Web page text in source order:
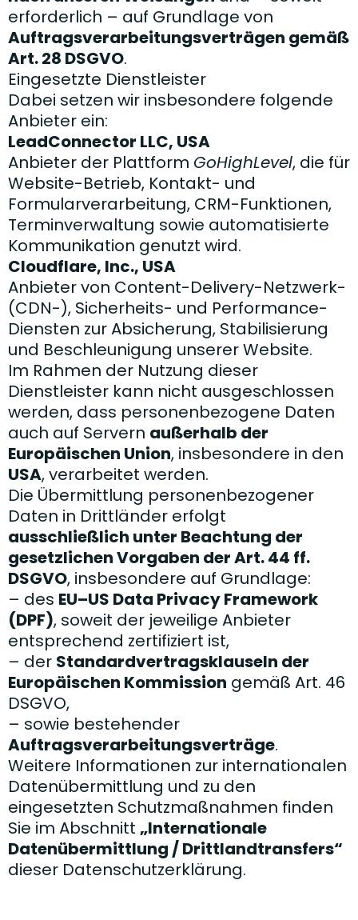
erforderlich – auf Grundlage von
Auftragsverarbeitungsverträgen gemäß
Art. 28 DSGVO.
Eingesetzte Dienstleister
Dabei setzen wir insbesondere folgende
Anbieter ein:
LeadConnector LLC, USA
Anbieter der Plattform GoHighLevel, die für
Website-Betrieb, Kontakt- und
Formularverarbeitung, CRM-Funktionen,
Terminverwaltung sowie automatisierte
Kommunikation genutzt wird.
Cloudflare, Inc., USA
Anbieter von Content-Delivery-Netzwerk-
(CDN-), Sicherheits- und Performance-
Diensten zur Absicherung, Stabilisierung
und Beschleunigung unserer Website.
Im Rahmen der Nutzung dieser
Dienstleister kann nicht ausgeschlossen
werden, dass personenbezogene Daten
auch auf Servern außerhalb der
Europäischen Union, insbesondere in den
USA, verarbeitet werden.
Die Übermittlung personenbezogener
Daten in Drittländer erfolgt
ausschließlich unter Beachtung der
gesetzlichen Vorgaben der Art. 44 ff.
DSGVO, insbesondere auf Grundlage:
– des EU–US Data Privacy Framework
(DPF), soweit der jeweilige Anbieter
entsprechend zertifiziert ist,
– der Standardvertragsklauseln der
Europäischen Kommission gemäß Art. 46
DSGVO,
– sowie bestehender
Auftragsverarbeitungsverträge.
Weitere Informationen zur internationalen
Datenübermittlung und zu den
eingesetzten Schutzmaßnahmen finden
Sie im Abschnitt „Internationale
Datenübermittlung / Drittlandtransfers“
dieser Datenschutzerklärung.